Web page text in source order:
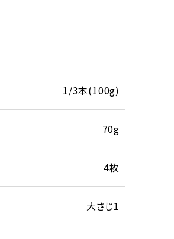
1/3本(100g)
70g
4枚
大さじ1